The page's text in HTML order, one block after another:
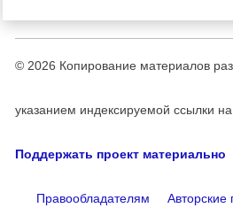
© 2026 Копирование материалов
указанием индексируемой ссылки
Поддержать проект материально
Правообладателям Авторские